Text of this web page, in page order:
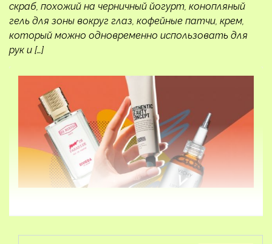
скраб, похожий на черничный йогурт, конопляный
гель для зоны вокруг глаз, кофейные патчи, крем,
который можно одновременно использовать для
рук и […]